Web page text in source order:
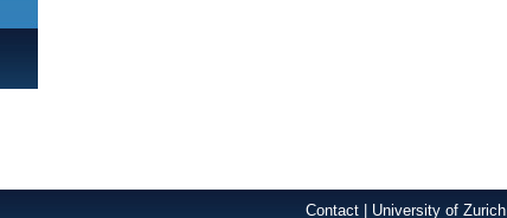
Contact University of Zurich